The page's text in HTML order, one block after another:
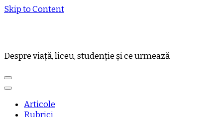
Skip to Content
Despre viață, liceu, studenție și ce urmează
Articole
Rubrici